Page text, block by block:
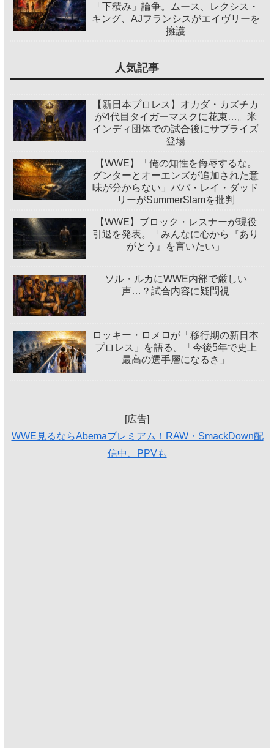
「下積み」論争。ムース、レクシス・
キング、AJフランシスがエイヴリーを
擁護
人気記事
【新日本プロレス】オカダ・カズチカ
が4代目タイガーマスクに花束…。米
インディ団体での試合後にサプライズ
登場
【WWE】「俺の知性を侮辱するな。
グンターとオーエンズが追加された意
味が分からない」ババ・レイ・ダッド
リーがSummerSlamを批判
【WWE】ブロック・レスナーが現役
引退を発表。「みんなに心から『あり
がとう』を言いたい」
ソル・ルカにWWE内部で厳しい
声…？試合内容に疑問視
ロッキー・ロメロが「移行期の新日本
プロレス」を語る。「今後5年で史上
最高の選手層になるさ」
[広告]
WWE見るならAbemaプレミアム！RAW・SmackDown配
信中、PPVも